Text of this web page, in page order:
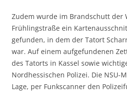
Zudem wurde im Brandschutt der
Frühlingstraße ein
gefunden, in dem der Tatort
war. Auf einem aufgefundenen
des Tatorts in Kassel sowie
Nordhessischen Polizei. Die NSU-
Lage, per Funkscanner den